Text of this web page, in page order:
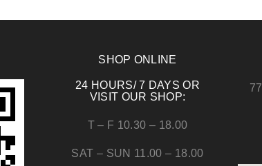
SHOP ONLINE
24 HOURS/ 7 DAYS OR
VISIT OUR SHOP:
T – F 10.30 – 18.00
SAT – SUN 11.00 – 18.00